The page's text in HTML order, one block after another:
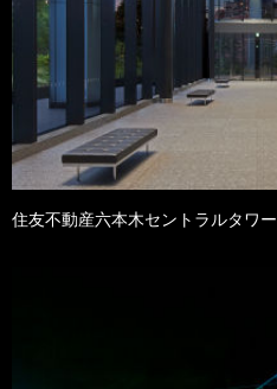
住友不動産六本木セントラルタワー